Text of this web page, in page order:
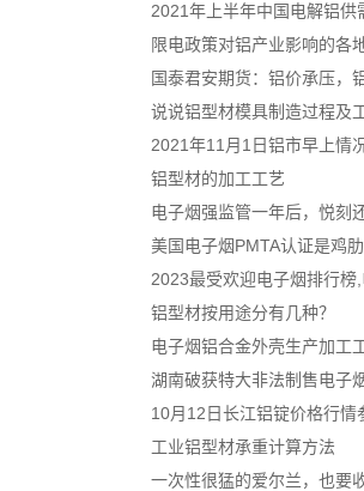
2021年上半年中国电解铝供
限电政策对铝产业影响的各
国泰君安期货：铝价承压，
说说铝型材模具制造过程及
2021年11月1日铝市早上情
铝型材的加工工艺
电子烟强监管一年后，悦刻
美国电子烟PMTA认证是鸡
2023最受欢迎电子烟排行榜
铝型材按用途分有几种？
电子烟铝合金外壳生产加工
湖南破获特大非法制售电子
10月12日长江铝锭价格行情
工业铝型材承重计算方法
一次性很猛的爱尔兰，也要